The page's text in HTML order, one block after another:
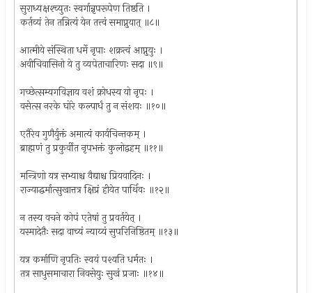
सुराध्यक्षश्च्युतः स्वर्गान्नृपरूपेण तिष्ठति ।
कर्तव्यं तेन तन्नित्यं येन तत्त्वं समाप्नुयात् ॥८॥
आत्मीये संस्थिता धर्मे नृपाः शक्रत्वं आप्नुयुः ।
अवीचिवासिनो ये तु व्यपेताचारिणः सदा ॥९॥
गच्छेत्सम्यगविज्ञाय वशं क्रोधस्य यो नृपः ।
वसेत्स नरके घोरे कल्पार्धं तु न संशयः ॥१०॥
एतैरेव गुणैर्युक्तं अमात्यं कार्यचिन्तकम् ।
ब्राह्मणं तु प्रकुर्वीत नृपभक्तं कुलोद्वहम् ॥११॥
मन्त्रिणो यत्र सभ्याश्च वैद्याश्च प्रियवादिनः ।
राज्याद्धर्मात्सुखात्तत्र क्षिप्रं हीयेत पार्थिवः ॥१२॥
न तस्य वचने कोपं एतेषां तु प्रवर्तयेत् ।
यस्मादेतैः सदा वाच्यं न्याय्यं सुपरिनिष्ठितम् ॥१३॥
यत्र कर्माणि नृपतिः स्वयं पश्यति धर्मतः ।
तत्र साधुसमाचारा निवसेयुः सुखं प्रजाः ॥१४॥